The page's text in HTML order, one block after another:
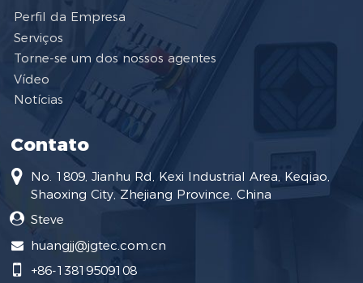
Perfil da Empresa
Serviços
Torne-se um dos nossos agentes
Vídeo
Notícias
Contato
No. 1809, Jianhu Rd, Kexi Industrial Area, Keqiao,
Shaoxing City, Zhejiang Province, China
Steve
huangjj@jgtec.com.cn
+86-13819509108